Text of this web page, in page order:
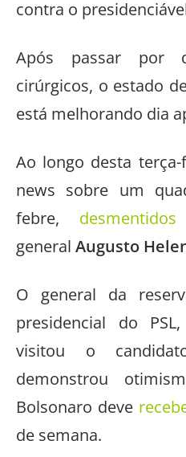
contra o
Após passar por
cirúrgicos, o estado
está melhorando dia
Ao longo desta
news sobre um
febre,
general Augusto
O general da
presidencial do PSL,
visitou o
demonstrou
Bolsonaro deve
de semana.